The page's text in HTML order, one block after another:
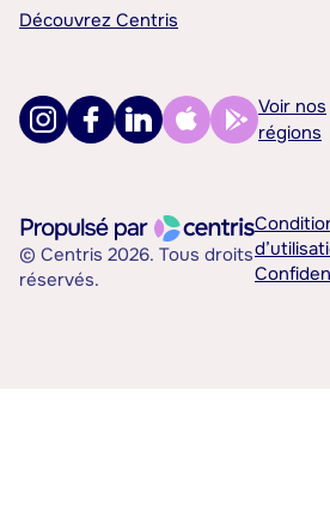
Découvrez Centris
Voir nos
régions
© Centris 2026. Tous droits
réservés.